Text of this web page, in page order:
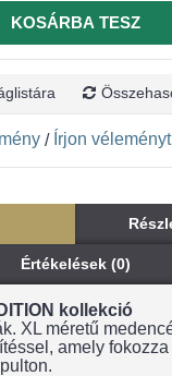
KOSÁRBA TESZ
/ Írjon
Értékelések (0)
kollekció
XL méretű
amely